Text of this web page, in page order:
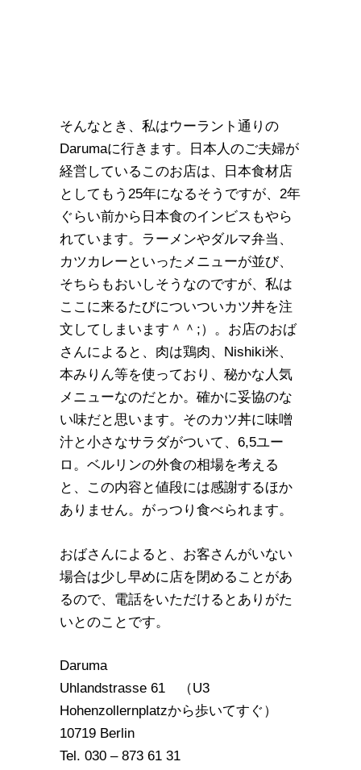
そんなとき、私はウーラント通りの
Darumaに行きます。日本人のご夫婦が
経営しているこのお店は、日本食材店
としてもう25年になるそうですが、2年
ぐらい前から日本食のインビスもやら
れています。ラーメンやダルマ弁当、
カツカレーといったメニューが並び、
そちらもおいしそうなのですが、私は
ここに来るたびについついカツ丼を注
文してしまいます＾＾;）。お店のおば
さんによると、肉は鶏肉、Nishiki米、
本みりん等を使っており、秘かな人気
メニューなのだとか。確かに妥協のな
い味だと思います。そのカツ丼に味噌
汁と小さなサラダがついて、6,5ユー
ロ。ベルリンの外食の相場を考える
と、この内容と値段には感謝するほか
ありません。がっつり食べられます。
おばさんによると、お客さんがいない
場合は少し早めに店を閉めることがあ
るので、電話をいただけるとありがた
いとのことです。
Daruma
Uhlandstrasse 61 （U3
Hohenzollernplatzから歩いてすぐ）
10719 Berlin
Tel. 030 – 873 61 31